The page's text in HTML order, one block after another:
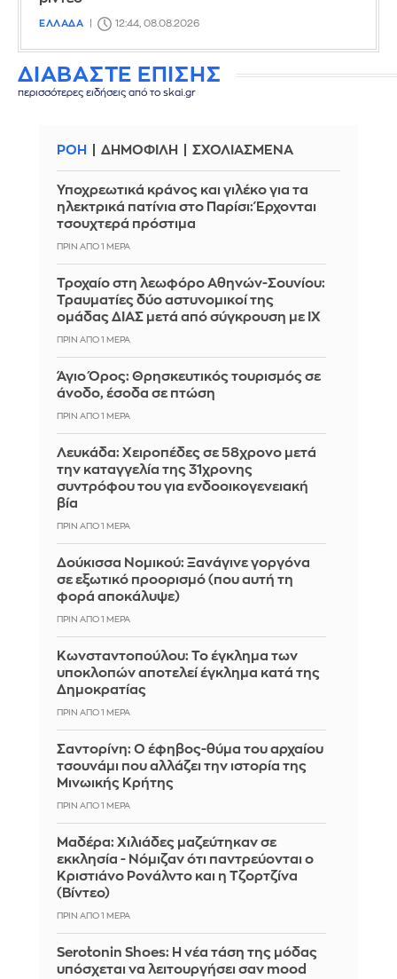
ΕΛΛΑΔΑ 12:44, 08.08.2026
ΔΙΑΒΑΣΤΕ ΕΠΙΣΗΣ
περισσότερες ειδήσεις από το skai.gr
ΡΟΗ ΔΗΜΟΦΙΛΗ ΣΧΟΛΙΑΣΜΕΝΑ
Υποχρεωτικά κράνος και γιλέκο για τα
ηλεκτρικά πατίνια στο Παρίσι: Έρχονται
τσουχτερά πρόστιμα
ΠΡΙΝ ΑΠΌ 1 ΜΈΡΑ
Τροχαίο στη λεωφόρο Αθηνών-Σουνίου:
Τραυματίες δύο αστυνομικοί της
ομάδας ΔΙΑΣ μετά από σύγκρουση με ΙΧ
ΠΡΙΝ ΑΠΌ 1 ΜΈΡΑ
Άγιο Όρος: Θρησκευτικός τουρισμός σε
άνοδο, έσοδα σε πτώση
ΠΡΙΝ ΑΠΌ 1 ΜΈΡΑ
Λευκάδα: Χειροπέδες σε 58χρονο μετά
την καταγγελία της 31χρονης
συντρόφου του για ενδοοικογενειακή
βία
ΠΡΙΝ ΑΠΌ 1 ΜΈΡΑ
Δούκισσα Νομικού: Ξανάγινε γοργόνα
σε εξωτικό προορισμό (που αυτή τη
φορά αποκάλυψε)
ΠΡΙΝ ΑΠΌ 1 ΜΈΡΑ
Κωνσταντοπούλου: Το έγκλημα των
υποκλοπών αποτελεί έγκλημα κατά της
Δημοκρατίας
ΠΡΙΝ ΑΠΌ 1 ΜΈΡΑ
Σαντορίνη: Ο έφηβος-θύμα του αρχαίου
τσουνάμι που αλλάζει την ιστορία της
Μινωικής Κρήτης
ΠΡΙΝ ΑΠΌ 1 ΜΈΡΑ
Μαδέρα: Χιλιάδες μαζεύτηκαν σε
εκκλησία - Νόμιζαν ότι παντρεύονται ο
Κριστιάνο Ρονάλντο και η Τζορτζίνα
(Βίντεο)
ΠΡΙΝ ΑΠΌ 1 ΜΈΡΑ
Serotonin Shoes: Η νέα τάση της μόδας
υπόσχεται να λειτουργήσει σαν mood